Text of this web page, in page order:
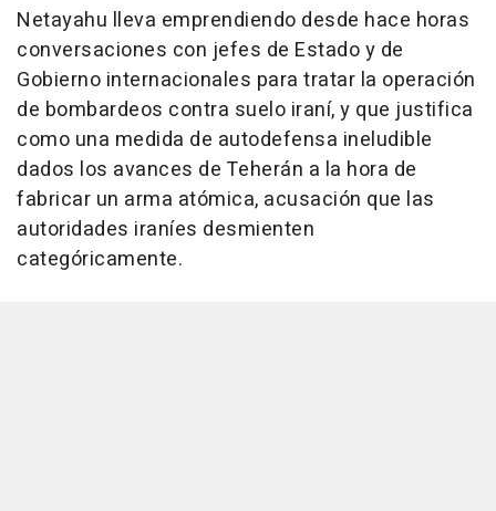
Netayahu lleva emprendiendo desde hace horas
conversaciones con jefes de Estado y de
Gobierno internacionales para tratar la operación
de bombardeos contra suelo iraní, y que justifica
como una medida de autodefensa ineludible
dados los avances de Teherán a la hora de
fabricar un arma atómica, acusación que las
autoridades iraníes desmienten
categóricamente.